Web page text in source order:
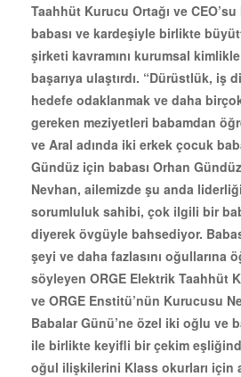
Taahhüt Kurucu Ortağı ve
babası ve kardeşiyle birlikte
şirketi kavramını kurumsal
başarıya ulaştırdı. “Dürüstlük, iş
hedefe odaklanmak ve daha
gereken meziyetleri babamdan
ve Aral adında iki erkek çocuk
Gündüz için babası Orhan
Nevhan, ailemizde şu anda
sorumluluk sahibi, çok ilgili bir
diyerek övgüyle bahsediyor.
şeyi ve daha fazlasını oğullarına
söyleyen ORGE Elektrik Taahhüt
ve ORGE Enstitü’nün Kurucusu
Babalar Günü’ne özel iki oğlu ve
ile birlikte keyifli bir çekim
oğul ilişkilerini Klass okurları için